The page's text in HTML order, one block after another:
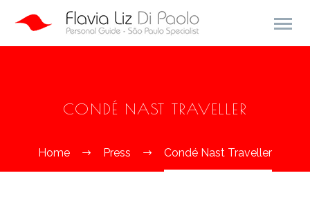
CONDÉ NAST TRAVELLER
Home Press Condé Nast Traveller